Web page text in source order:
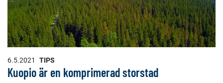
6.5.2021 TIPS
Kuopio är en komprimerad storstad